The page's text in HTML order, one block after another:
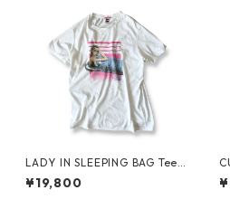
LADY IN SLEEPING BAG Tee
by THE NORTH FACE
¥19,800